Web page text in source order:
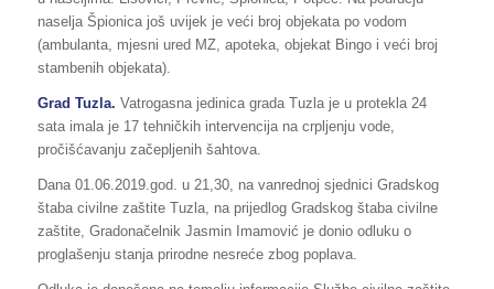
naselja Špionica još uvijek je veći broj objekata po vodom
(ambulanta, mjesni ured MZ, apoteka, objekat Bingo i veći broj
stambenih objekata).
Grad Tuzla. Vatrogasna jedinica grada Tuzla je u protekla 24
sata imala je 17 tehničkih intervencija na crpljenju vode,
pročišćavanju začepljenih šahtova.
Dana 01.06.2019.god. u 21,30, na vanrednoj sjednici Gradskog
štaba civilne zaštite Tuzla, na prijedlog Gradskog štaba civilne
zaštite, Gradonačelnik Jasmin Imamović je donio odluku o
proglašenju stanja prirodne nesreće zbog poplava.